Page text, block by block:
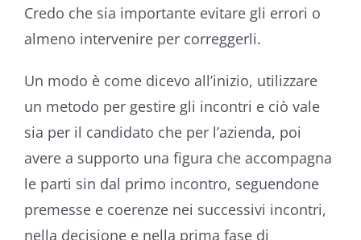
Credo che sia importante evitare gli errori o
almeno intervenire per correggerli.
Un modo è come dicevo all’inizio, utilizzare
un metodo per gestire gli incontri e ciò vale
sia per il candidato che per l’azienda, poi
avere a supporto una figura che accompagna
le parti sin dal primo incontro, seguendone
premesse e coerenze nei successivi incontri,
nella decisione e nella prima fase di